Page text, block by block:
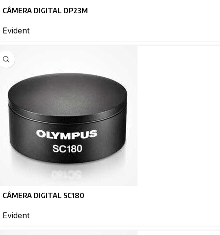
CÂMERA DIGITAL DP23M
Evident
CÂMERA DIGITAL SC180
Evident